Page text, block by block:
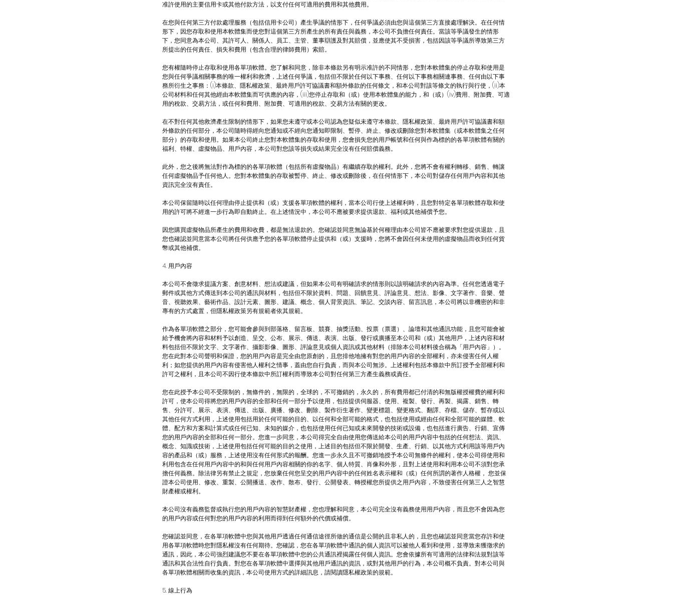
准許使用的主要信用卡或其他付款方法，以支付任何可適用的費用和其他費用。
在您與任何第三方付款處理服務（包括信用卡公司）產生爭議的情形下，任何爭議必須由您與這個第三方直接處理解決。在任何情
形下，因您存取和使用本軟體集而使您對這個第三方所產生的所有責任與義務，本公司不負擔任何責任。當該等爭議發生的情形
下，您同意為本公司、其許可人、關係人、員工、主管、董事辯護及對其賠償，並應使其不受損害，包括因該等爭議所導致第三方
所提出的任何責任、損失和費用（包含合理的律師費用）索賠。
您有權隨時停止存取和使用各單項軟體。您了解和同意，除非本條款另有明示准許的不同情形，您對本軟體集的停止存取和使用是
您與任何爭議相關事務的唯一權利和救濟，上述任何爭議，包括但不限於任何以下事務、任何以下事務相關連事務、任何由以下事
務所衍生之事務：(i)本條款、隱私權政策、最終用戶許可協議書和額外條款的任何條文，和本公司對該等條文的執行與行使，(ii)本
公司材料和任何其他經由本軟體集而可供應的內容，(iii)您停止存取和（或）使用本軟體集的能力，和（或）(iv)費用、附加費、可適
用的稅款、交易方法，或任何和費用、附加費、可適用的稅款、交易方法有關的更改。
在不對任何其他救濟產生限制的情形下，如果您未遵守或本公司認為您疑似未遵守本條款、隱私權政策、最終用戶許可協議書和額
外條款的任何部分，本公司隨時得經向您通知或不經向您通知即限制、暫停、終止、修改或刪除您對本軟體集（或本軟體集之任何
部分）的存取和使用。如果本公司終止您對本軟體集的存取和使用，您會損失您的用戶帳號和任何與作為標的的各單項軟體有關的
福利、特權、虛擬物品、用戶內容，本公司對您該等損失或結果完全沒有任何賠償義務。
此外，您之後將無法對作為標的的各單項軟體（包括所有虛擬物品）有繼續存取的權利。此外，您將不會有權利轉移、銷售、轉讓
任何虛擬物品予任何他人。您對本軟體集的存取被暫停、終止、修改或刪除後，在任何情形下，本公司對儲存任何用戶內容和其他
資訊完全沒有責任。
本公司保留隨時以任何理由停止提供和（或）支援各單項軟體的權利，當本公司行使上述權利時，且您對特定各單項軟體存取和使
用的許可將不經進一步行為即自動終止。在上述情況中，本公司不應被要求提供退款、福利或其他補償予您。
因您購買虛擬物品所產生的費用和收費，都是無法退款的。您確認並同意無論基於何種理由本公司皆不應被要求對您提供退款，且
您也確認並同意當本公司將任何供應予您的各單項軟體停止提供和（或）支援時，您將不會因任何未使用的虛擬物品而收到任何貨
幣或其他補償。
4. 用戶內容
本公司不會徵求提議方案、創意材料、想法或建議，但如果本公司有明確請求的情形則以該明確請求的內容為準。任何您透過電子
郵件或其他方式傳送到本公司的通訊與材料，包括但不限於資料、問題、回饋意見、評論意見、想法、影像、文字著作、音樂、聲
音、視聽效果、藝術作品、設計元素、圖形、建議、概念、個人背景資訊、筆記、交談內容、留言訊息，本公司將以非機密的和非
專有的方式處置，但隱私權政策另有規範者依其規範。
作為各單項軟體之部分，您可能會參與到部落格、留言板、競賽、抽獎活動、投票（票選）、論壇和其他通訊功能，且您可能會被
給予機會將內容和材料予以創造、呈交、公布、展示、傳送、表演、出版、發行或廣播至本公司和（或）其他用戶，上述內容和材
料包括但不限於文字、文字著作、攝影影像、圖形、評論意見或個人資訊或其他材料（排除本公司材料後合稱為「用戶內容」）。
您在此對本公司聲明和保證，您的用戶內容是完全由您原創的，且您排他地擁有對您的用戶內容的全部權利，亦未侵害任何人權
利；如您提供的用戶內容有侵害他人權利之情事，蓋由您自行負責，而與本公司無涉。上述權利包括本條款中所訂授予全部權利和
許可之權利，且本公司不因行使本條款中所訂權利而導致本公司對任何第三方產生義務或責任。
您在此授予本公司不受限制的，無條件的，無限的，全球的，不可撤銷的，永久的，所有費用都已付清的和無版權授權費的權利和
許可，使本公司得將您的用戶內容的全部和任何一部分予以使用，包括提供伺服器、使用、複製、發行、再製、揭露、銷售、轉
售、分許可、展示、表演、傳送、出版、廣播、修改、刪除、製作衍生著作、變更標題、變更格式、翻譯、存檔、儲存、暫存或以
其他任何方式利用，上述使用包括用於任何可能的目的、以任何和全部可能的格式，也包括使用或經由任何和全部可能的媒體、軟
體、配方和方案和計算式或任何已知、未知的媒介，也包括使用任何已知或未來開發的技術或設備，也包括進行廣告、行銷、宣傳
您的用戶內容的全部和任何一部分。您進一步同意，本公司得完全自由使用您傳送給本公司的用戶內容中包括的任何想法、資訊、
概念、知識或技術，上述使用包括任何可能的目的之使用，上述目的包括但不限於開發、生產、行銷、以其他方式利用該等用戶內
容的產品和（或）服務，上述使用沒有任何形式的報酬。您進一步永久且不可撤銷地授予本公司無條件的權利，使本公司得使用和
利用包含在任何用戶內容中的和與任何用戶內容相關的你的名字、個人特質、肖像和外形，且對上述使用和利用本公司不須對您承
擔任何義務。除法律另有禁止之規定，您放棄任何您呈交的用戶內容中的任何姓名表示權和（或）任何所謂的著作人格權， 您並保
證本公司使用、修改、重製、公開播送、改作、散布、發行、公開發表、轉授權您所提供之用戶內容，不致侵害任何第三人之智慧
財產權或權利。
本公司沒有義務監督或執行您的用戶內容的智慧財產權，您也理解和同意，本公司完全沒有義務使用用戶內容，而且您不會因為您
的用戶內容或任何對您的用戶內容的利用而得到任何額外的代價或補償。
您確認並同意，在各單項軟體中您與其他用戶透過任何通信途徑所做的通信是公開的且非私人的，且您也確認並同意當您存許和使
用各單項軟體時您對隱私權沒有任何期待。您確認，您在各單項軟體中通訊的個人資訊可以被他人看到和使用，並導致未獲徵求的
通訊，因此，本公司強烈建議您不要在各單項軟體中您的公共通訊裡揭露任何個人資訊。您會依據所有可適用的法律和法規對該等
通訊和其合法性自行負責。對您在各單項軟體中選擇與其他用戶通訊的資訊，或對其他用戶的行為，本公司概不負責。對本公司與
各單項軟體相關而收集的資訊，本公司使用方式的詳細訊息，請閱讀隱私權政策的規範。
5. 線上行為